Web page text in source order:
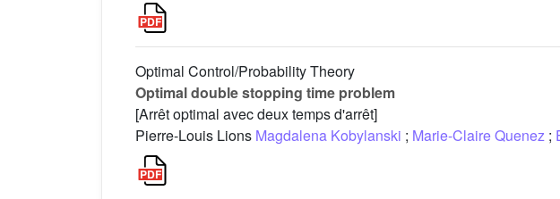
Optimal Control/Probability Theory
Optimal double stopping time problem
[Arrêt optimal avec deux temps d'arrêt]
Pierre-Louis Lions Magdalena Kobylanski ; Marie-Claire Quenez ;